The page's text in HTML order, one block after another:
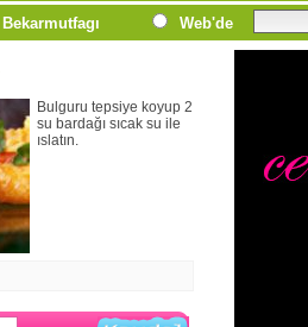
Bekarmutfagı Web'de
Bulguru tepsiye koyup 2
su bardağı sıcak su ile
ıslatın.